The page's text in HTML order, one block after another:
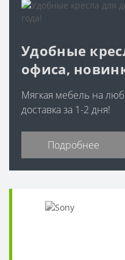
Удобные
офиса,
Мягкая мебель на
доставка за 1-2 дня!
Подробнее